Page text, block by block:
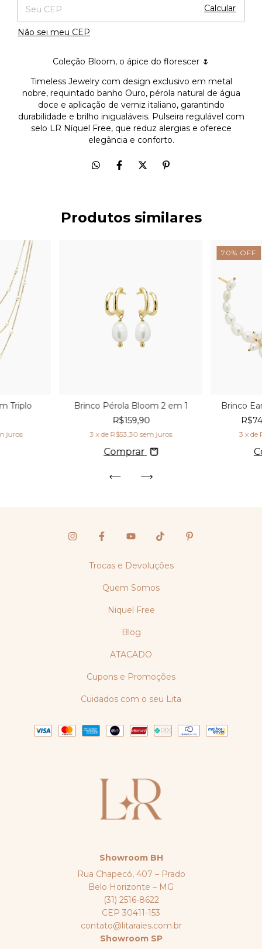
Calcular
Não sei meu CEP
Coleção Bloom, o ápice do florescer 🌷
Timeless Jewelry com design exclusivo em metal
nobre, requintado banho Ouro, pérola natural de água
doce e aplicação de verniz italiano, garantindo
durabilidade e brilho inigualáveis. Pulseira regulável com
selo LR Níquel Free, que reduz alergias e oferece
elegância e conforto.
Produtos similares
Triplo
juros
Brinco Pérola Bloom 2 em 1
R$159,90
3 x de R$53,30 sem juros
Comprar
70% OFF
Brinco
3 x de
Trocas e Devoluções
Quem Somos
Niquel Free
Blog
ATACADO
Cupons e Promoções
Cuidados com o seu Lita
Showroom BH
Rua Chapecó, 407 – Prado
Belo Horizonte – MG
(31) 2516-8622
CEP 30411-153
contato@litaraies.com.br
Showroom SP